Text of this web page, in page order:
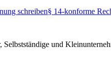
schreiben§ 14-konforme
und